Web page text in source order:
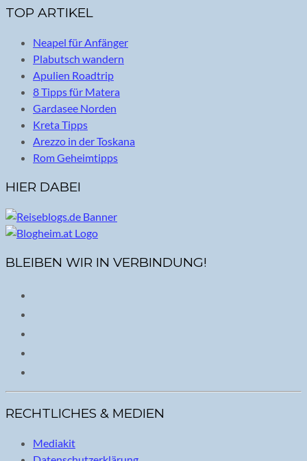
TOP ARTIKEL
Neapel für Anfänger
Plabutsch wandern
Apulien Roadtrip
8 Tipps für Matera
Gardasee Norden
Kreta Tipps
Arezzo in der Toskana
Rom Geheimtipps
HIER DABEI
BLEIBEN WIR IN VERBINDUNG!
RECHTLICHES & MEDIEN
Mediakit